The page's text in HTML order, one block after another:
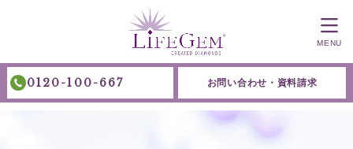
0120-100-667 お問い合わせ・資料請求
MENU